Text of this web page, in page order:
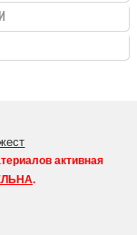
активная
.